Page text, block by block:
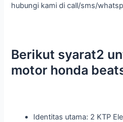
hubungi kami di call/sms/
Berikut syarat2
motor honda
Identitas utama: 2 KTP